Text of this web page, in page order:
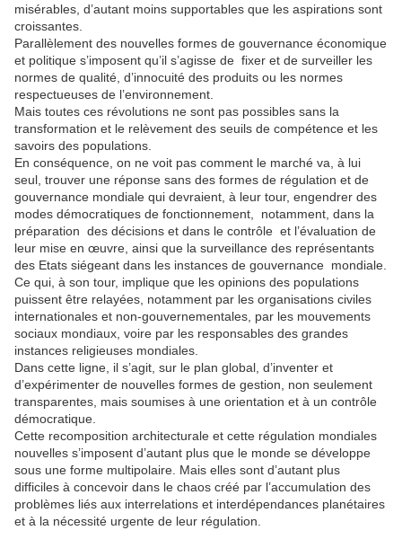
misérables, d’autant moins supportables que les aspirations sont
croissantes.
Parallèlement des nouvelles formes de gouvernance économique
et politique s’imposent qu’il s’agisse de fixer et de surveiller les
normes de qualité, d’innocuité des produits ou les normes
respectueuses de l’environnement.
Mais toutes ces révolutions ne sont pas possibles sans la
transformation et le relèvement des seuils de compétence et les
savoirs des populations.
En conséquence, on ne voit pas comment le marché va, à lui
seul, trouver une réponse sans des formes de régulation et de
gouvernance mondiale qui devraient, à leur tour, engendrer des
modes démocratiques de fonctionnement, notamment, dans la
préparation des décisions et dans le contrôle et l’évaluation de
leur mise en œuvre, ainsi que la surveillance des représentants
des Etats siégeant dans les instances de gouvernance mondiale.
Ce qui, à son tour, implique que les opinions des populations
puissent être relayées, notamment par les organisations civiles
internationales et non-gouvernementales, par les mouvements
sociaux mondiaux, voire par les responsables des grandes
instances religieuses mondiales.
Dans cette ligne, il s’agit, sur le plan global, d’inventer et
d’expérimenter de nouvelles formes de gestion, non seulement
transparentes, mais soumises à une orientation et à un contrôle
démocratique.
Cette recomposition architecturale et cette régulation mondiales
nouvelles s’imposent d’autant plus que le monde se développe
sous une forme multipolaire. Mais elles sont d’autant plus
difficiles à concevoir dans le chaos créé par l’accumulation des
problèmes liés aux interrelations et interdépendances planétaires
et à la nécessité urgente de leur régulation.